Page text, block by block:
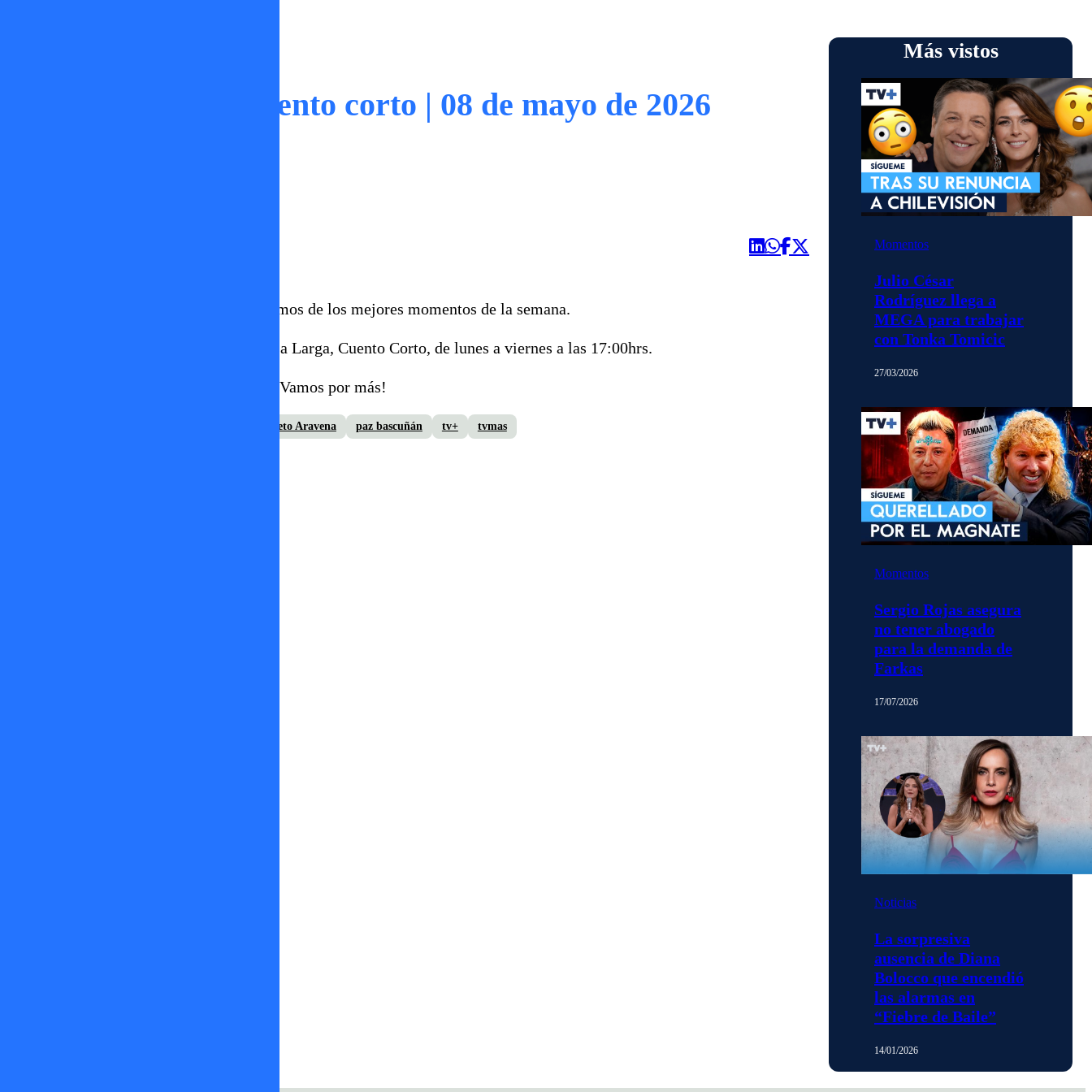
Conversa larga, Cuento corto | 08 de mayo de 2026
En Conversa larga, Cuento corto disfrutamos de los mejores momentos de la semana.
Disfruta de un nuevo capítulo de Conversa Larga, Cuento Corto, de lunes a viernes a las 17:00hrs.
Prende la tele y sintoniza TV+, Canal 5, ¡Vamos por más!
Loreto Aravena paz bascuñán tv+ tvmas
Más vistos
Momentos
Julio César
Rodríguez llega a
MEGA para trabajar
con Tonka Tomicic
27/03/2026
Momentos
Sergio Rojas asegura
no tener abogado
para la demanda de
Farkas
17/07/2026
Noticias
La sorpresiva
ausencia de Diana
Bolocco que encendió
las alarmas en
“Fiebre de Baile”
14/01/2026